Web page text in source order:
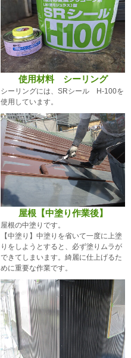
使用材料 シーリング
シーリングには、SRシール H-100を
使用しています。
屋根【中塗り作業後】
屋根の中塗りです。
【中塗り】中塗りを省いて一度に上塗
りをしようとすると、必ず塗りムラが
できてしまいます。綺麗に仕上げるた
めに重要な作業です。